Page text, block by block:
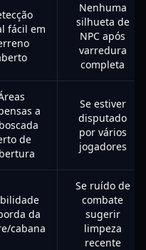
fácil em
Nenhuma
silhueta de
NPC após
varredura
completa
a
de
Se estiver
disputado
por vários
jogadores
da
cabana
Se ruído de
combate
sugerir
limpeza
recente